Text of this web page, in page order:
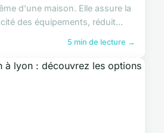
d'une maison. Elle assure la
des équipements, réduit...
5 min de lecture →